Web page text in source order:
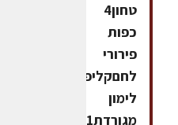
טחון4
כפות
פירורי
לחםקליפת
לימון
מגורדת1